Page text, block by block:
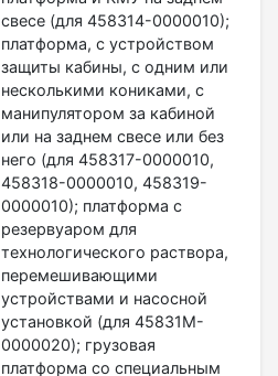
свесе (для 458314-0000010);
платформа, с устройством
защиты кабины, с одним или
несколькими кониками, с
манипулятором за кабиной
или на заднем свесе или без
него (для 458317-0000010,
458318-0000010, 458319-
0000010); платформа с
резервуаром для
технологического раствора,
перемешивающими
устройствами и насосной
установкой (для 45831M-
0000020); грузовая
платформа со специальным